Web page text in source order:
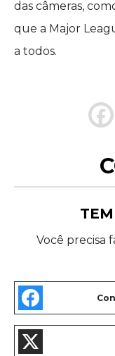
das câmeras,
que a Major
a todos.
Você precisa